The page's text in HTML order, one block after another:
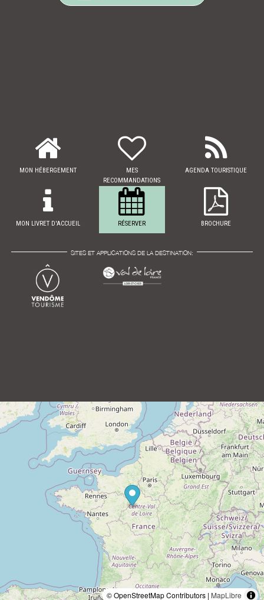
MON HÉBERGEMENT
MES
RECOMMANDATIONS
AGENDA TOURISTIQUE
MON LIVRET D'ACCUEIL RÉSERVER BROCHURE
SITES ET APPLICATIONS DE LA DESTINATION:
© OpenStreetMap Contributors | MapLibre